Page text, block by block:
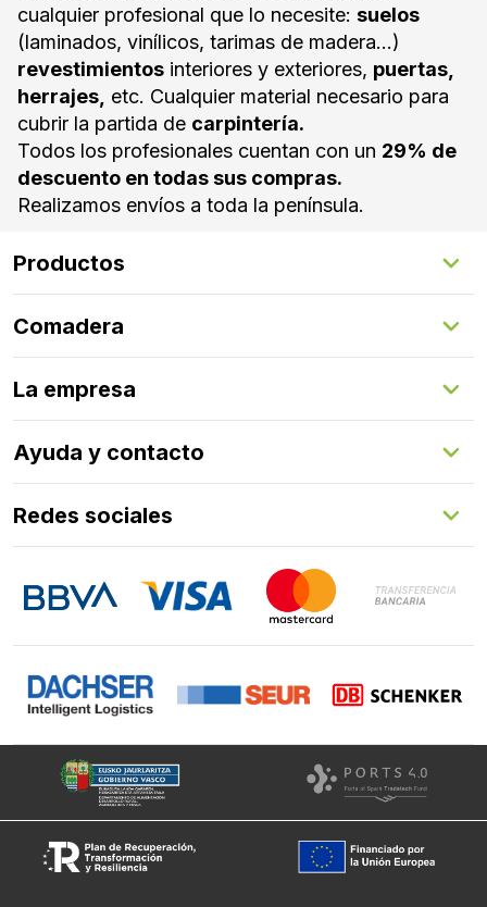
cualquier profesional que lo necesite: suelos
(laminados, vinílicos, tarimas de madera...)
revestimientos interiores y exteriores, puertas,
herrajes, etc. Cualquier material necesario para
cubrir la partida de carpintería.
Todos los profesionales cuentan con un 29% de
descuento en todas sus compras.
Realizamos envíos a toda la península.
Productos
Suelos Exteriores
Revestimientos Exteriores
Revestimientos Interiores
Puertas
Herrajes
Comadera
Gestión de servicios
Comadera Connect™
La empresa
Programa de fidelización
Ayuda y contacto
FAQs
Contacto
Redes sociales
Instagram
Facebook